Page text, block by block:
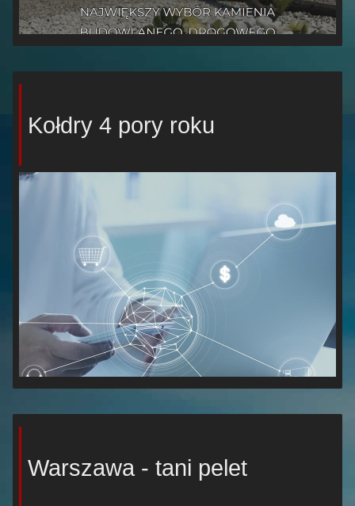
Kołdry 4 pory roku
Warszawa - tani pelet